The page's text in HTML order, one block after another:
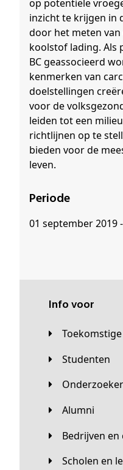
op potentiële
inzicht te krijgen in
door het meten
koolstof lading. Als
BC geassocieerd
kenmerken van
doelstellingen
voor de
leiden tot een
richtlijnen op te
bieden voor de
leven.
Periode
01 september 2019
Info voor
Studenten
Alumni
Bedrijven
Scholen en